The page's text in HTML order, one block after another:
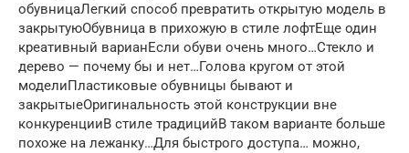
обувницаЛегкий способ превратить открытую модель в
закрытуюОбувница в прихожую в стиле лофтЕще один
креативный варианЕсли обуви очень много…Стекло и
дерево — почему бы и нет…Голова кругом от этой
моделиПластиковые обувницы бывают и
закрытыеОригинальность этой конструкции вне
конкуренцииВ стиле традицийВ таком варианте больше
похоже на лежанку…Для быстрого доступа… можно,